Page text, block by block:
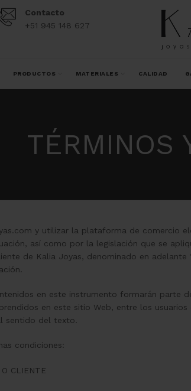
Contacto
+51 945 148 627
PRODUCTOS MATERIALES CALIDAD
TÉRMINOS
y utilizar la plataforma de comercio
así como por la legislación que se
de Kalia Joyas, denominado en
en este instrumento formarán
en este sitio Web, entre los
sentido del texto.
condiciones:
O CLIENTE